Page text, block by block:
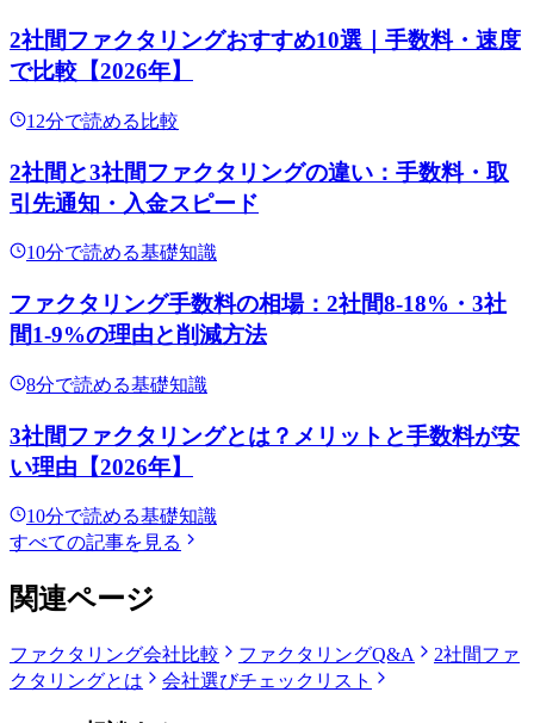
2社間ファクタリングおすすめ10選｜手数料・速度
で比較【2026年】
12分で読める 比較
2社間と3社間ファクタリングの違い：手数料・取
引先通知・入金スピード
10分で読める基礎知識
ファクタリング手数料の相場：2社間8-18%・3社
間1-9%の理由と削減方法
8分で読める基礎知識
3社間ファクタリングとは？メリットと手数料が安
い理由【2026年】
10分で読める基礎知識
すべての記事を見る
関連ページ
ファクタリング会社比較 ファクタリングQ&A 2社間ファ
クタリングとは
会社選びチェックリスト